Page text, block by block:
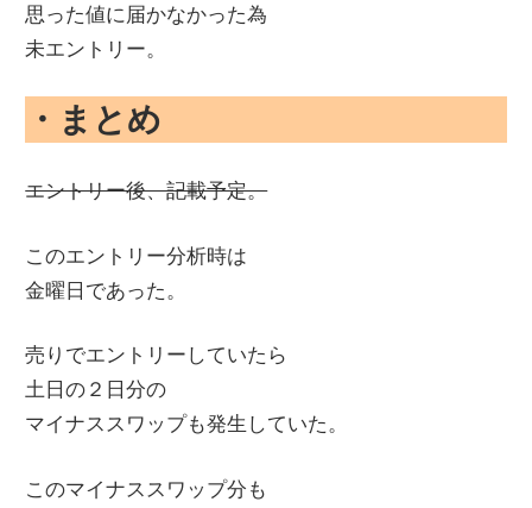
思った値に届かなかった為
未エントリー。
・まとめ
エントリー後、記載予定。
このエントリー分析時は
金曜日であった。
売りでエントリーしていたら
土日の２日分の
マイナススワップも発生していた。
このマイナススワップ分も